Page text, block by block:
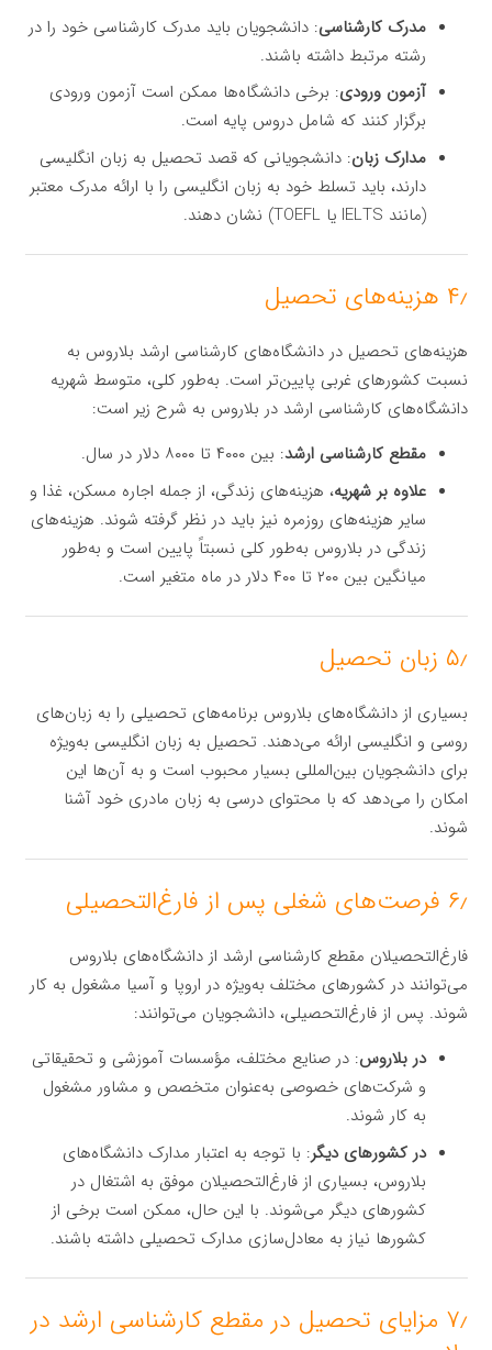
مدرک کارشناسی: دانشجویان باید مدرک کارشناسی خود را در
رشته مرتبط داشته باشند.
آزمون ورودی: برخی دانشگاه‌ها ممکن است آزمون ورودی
برگزار کنند که شامل دروس پایه است.
مدارک زبان: دانشجویانی که قصد تحصیل به زبان انگلیسی
دارند، باید تسلط خود به زبان انگلیسی را با ارائه مدرک معتبر
(مانند IELTS یا TOEFL) نشان دهند.
۴٫ هزینه‌های تحصیل
هزینه‌های تحصیل در دانشگاه‌های کارشناسی ارشد بلاروس به
نسبت کشورهای غربی پایین‌تر است. به‌طور کلی، متوسط شهریه
دانشگاه‌های کارشناسی ارشد در بلاروس به شرح زیر است:
مقطع کارشناسی ارشد: بین ۴۰۰۰ تا ۸۰۰۰ دلار در سال.
علاوه بر شهریه، هزینه‌های زندگی، از جمله اجاره مسکن، غذا و
سایر هزینه‌های روزمره نیز باید در نظر گرفته شوند. هزینه‌های
زندگی در بلاروس به‌طور کلی نسبتاً پایین است و به‌طور
میانگین بین ۲۰۰ تا ۴۰۰ دلار در ماه متغیر است.
۵٫ زبان تحصیل
بسیاری از دانشگاه‌های بلاروس برنامه‌های تحصیلی را به زبان‌های
روسی و انگلیسی ارائه می‌دهند. تحصیل به زبان انگلیسی به‌ویژه
برای دانشجویان بین‌المللی بسیار محبوب است و به آن‌ها این
امکان را می‌دهد که با محتوای درسی به زبان مادری خود آشنا
شوند.
۶٫ فرصت‌های شغلی پس از فارغ‌التحصیلی
فارغ‌التحصیلان مقطع کارشناسی ارشد از دانشگاه‌های بلاروس
می‌توانند در کشورهای مختلف به‌ویژه در اروپا و آسیا مشغول به کار
شوند. پس از فارغ‌التحصیلی، دانشجویان می‌توانند:
در بلاروس: در صنایع مختلف، مؤسسات آموزشی و تحقیقاتی
و شرکت‌های خصوصی به‌عنوان متخصص و مشاور مشغول
به کار شوند.
در کشورهای دیگر: با توجه به اعتبار مدارک دانشگاه‌های
بلاروس، بسیاری از فارغ‌التحصیلان موفق به اشتغال در
کشورهای دیگر می‌شوند. با این حال، ممکن است برخی از
کشورها نیاز به معادل‌سازی مدارک تحصیلی داشته باشند.
۷٫ مزایای تحصیل در مقطع کارشناسی ارشد در